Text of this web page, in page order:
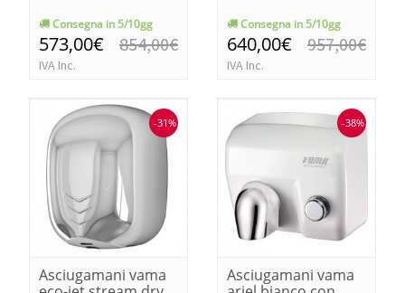
Consegna in 5/10gg
573,00€
IVA Inc.
854,00€
Consegna in 5/10gg
640,00€
IVA Inc.
957,00€
-31%
Asciugamani vama
-38%
Asciugamani vama